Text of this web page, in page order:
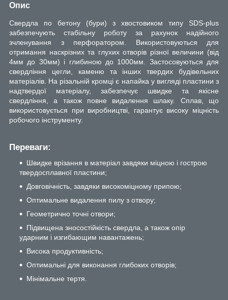
Опис
Свердла по бетону (бури) з хвостовиком типу SDS-plus
забезпечують стабільну роботу за рахунок надійного
зчленування з перфоратором. Використовуються для
отримання наскрізних та глухих отворів різної величини (від
4мм до 30мм) і глибиною до 1000мм. Застосовуються для
свердління цегли, каменю та інших твердих будівельних
матеріалів. На різальній кромці є напайка у вигляді пластини з
надтвердої матеріалу, забезпечує швидке та якісне
свердління, а також повне видалення шлаку. Сплав, що
використовується при виробництві, гарантує високу міцність
робочого інструменту.
Переваги:
Швидке врізання в матеріал завдяки міцною і гострою
твердосплавної пластини;
Довговічність, завдяки високоміцному припою;
Оптимальне видалення пилу з отвору;
Геометрично точні отвори;
Підвищена зносостійкість свердла, а також опір
ударним і изгибающим навантажень;
Висока продуктивність;
Оптимальні для виконання глибоких отворів;
Мінімальне тертя.